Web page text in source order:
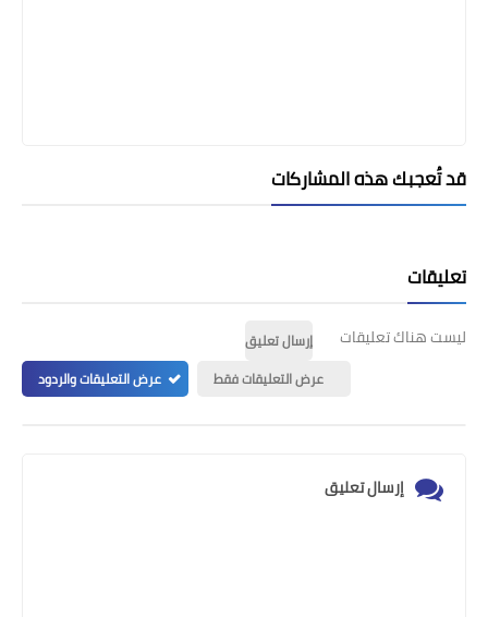
قد تُعجبك هذه المشاركات
تعليقات
ليست هناك تعليقات
إرسال تعليق
عرض التعليقات فقط
عرض التعليقات والردود
إرسال تعليق